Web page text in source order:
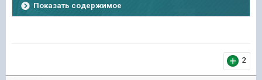
Показать содержимое
2